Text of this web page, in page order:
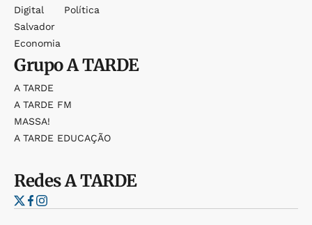
Digital
Salvador
Economia
Política
GrupoA TARDE
A TARDE
A TARDE FM
MASSA!
A TARDE EDUCAÇÃO
RedesA TARDE